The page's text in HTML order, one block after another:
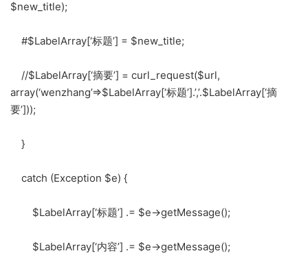
$new_title);
#$LabelArray[‘标题’] = $new_title;
//$LabelArray[‘摘要’] = curl_request($url,
array(‘wenzhang’=>$LabelArray[‘标题’].’,’.$LabelArray[‘摘
要’]));
}
catch (Exception $e) {
$LabelArray[‘标题’] .= $e->getMessage();
$LabelArray[‘内容’] .= $e->getMessage();